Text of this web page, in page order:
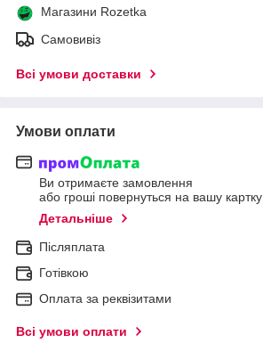
Магазини Rozetka
Самовивіз
Всі умови доставки
Умови оплати
Ви отримаєте замовлення
або гроші повернуться на вашу картку
Детальніше
Післяплата
Готівкою
Оплата за реквізитами
Всі умови оплати